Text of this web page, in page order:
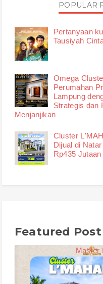
POPULAR
Pertanyaan
Tausiyah
Omega
Perumahan
Lampung
Strategis dan
Menjanjikan
Cluster
Dijual di
Rp435 Jutaan
Featured Post
Master